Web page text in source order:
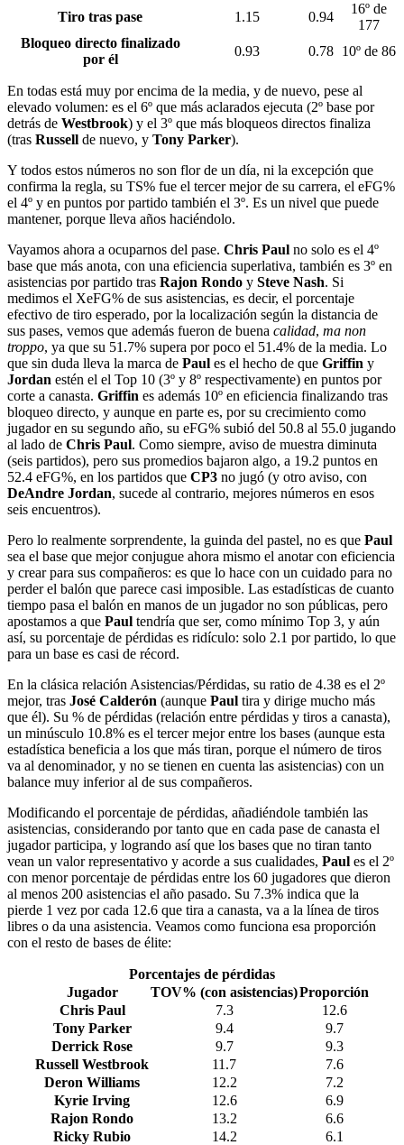
Tiro tras pase
1.15 0.94
16º de
177
Bloqueo directo finalizado
por él
0.93 0.78 10º de 86
En todas está muy por encima de la media, y de nuevo, pese al
elevado volumen: es el 6º que más aclarados ejecuta (2º base por
detrás de Westbrook) y el 3º que más bloqueos directos finaliza
(tras Russell de nuevo, y Tony Parker).
Y todos estos números no son flor de un día, ni la excepción que
confirma la regla, su TS% fue el tercer mejor de su carrera, el eFG%
el 4º y en puntos por partido también el 3º. Es un nivel que puede
mantener, porque lleva años haciéndolo.
Vayamos ahora a ocuparnos del pase. Chris Paul no solo es el 4º
base que más anota, con una eficiencia superlativa, también es 3º en
asistencias por partido tras Rajon Rondo y Steve Nash. Si
medimos el XeFG% de sus asistencias, es decir, el porcentaje
efectivo de tiro esperado, por la localización según la distancia de
sus pases, vemos que además fueron de buena calidad, ma non
troppo, ya que su 51.7% supera por poco el 51.4% de la media. Lo
que sin duda lleva la marca de Paul es el hecho de que Griffin y
Jordan estén el el Top 10 (3º y 8º respectivamente) en puntos por
corte a canasta. Griffin es además 10º en eficiencia finalizando tras
bloqueo directo, y aunque en parte es, por su crecimiento como
jugador en su segundo año, su eFG% subió del 50.8 al 55.0 jugando
al lado de Chris Paul. Como siempre, aviso de muestra diminuta
(seis partidos), pero sus promedios bajaron algo, a 19.2 puntos en
52.4 eFG%, en los partidos que CP3 no jugó (y otro aviso, con
DeAndre Jordan, sucede al contrario, mejores números en esos
seis encuentros).
Pero lo realmente sorprendente, la guinda del pastel, no es que Paul
sea el base que mejor conjugue ahora mismo el anotar con eficiencia
y crear para sus compañeros: es que lo hace con un cuidado para no
perder el balón que parece casi imposible. Las estadísticas de cuanto
tiempo pasa el balón en manos de un jugador no son públicas, pero
apostamos a que Paul tendría que ser, como mínimo Top 3, y aún
así, su porcentaje de pérdidas es ridículo: solo 2.1 por partido, lo que
para un base es casi de récord.
En la clásica relación Asistencias/Pérdidas, su ratio de 4.38 es el 2º
mejor, tras José Calderón (aunque Paul tira y dirige mucho más
que él). Su % de pérdidas (relación entre pérdidas y tiros a canasta),
un minúsculo 10.8% es el tercer mejor entre los bases (aunque esta
estadística beneficia a los que más tiran, porque el número de tiros
va al denominador, y no se tienen en cuenta las asistencias) con un
balance muy inferior al de sus compañeros.
Modificando el porcentaje de pérdidas, añadiéndole también las
asistencias, considerando por tanto que en cada pase de canasta el
jugador participa, y logrando así que los bases que no tiran tanto
vean un valor representativo y acorde a sus cualidades, Paul es el 2º
con menor porcentaje de pérdidas entre los 60 jugadores que dieron
al menos 200 asistencias el año pasado. Su 7.3% indica que la
pierde 1 vez por cada 12.6 que tira a canasta, va a la línea de tiros
libres o da una asistencia. Veamos como funciona esa proporción
con el resto de bases de élite:
Porcentajes de pérdidas
Jugador
TOV% (con asistencias)Proporción
Chris Paul
7.3
12.6
Tony Parker
9.4
9.7
Derrick Rose
9.7
9.3
Russell Westbrook
11.7
7.6
Deron Williams
12.2
7.2
Kyrie Irving
12.6
6.9
Rajon Rondo
13.2
6.6
Ricky Rubio
14.2 6.1